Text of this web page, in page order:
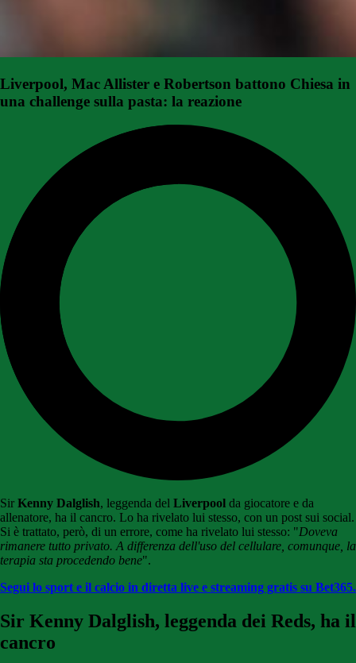
Liverpool, Mac Allister e Robertson battono Chiesa in
una challenge sulla pasta: la reazione
Sir Kenny Dalglish, leggenda del Liverpool da giocatore e da
allenatore, ha il cancro. Lo ha rivelato lui stesso, con un post sui social.
Si è trattato, però, di un errore, come ha rivelato lui stesso: "Doveva
rimanere tutto privato. A differenza dell'uso del cellulare, comunque, la
terapia sta procedendo bene".
Segui lo sport e il calcio in diretta live e streaming gratis su Bet365.
Sir Kenny Dalglish, leggenda dei Reds, ha il
cancro